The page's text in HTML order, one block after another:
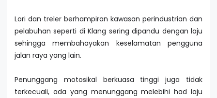
Lori dan treler berhampiran kawasan perindustrian dan
pelabuhan seperti di Klang sering dipandu dengan laju
sehingga membahayakan keselamatan pengguna
jalan raya yang lain.
Penunggang motosikal berkuasa tinggi juga tidak
terkecuali, ada yang menunggang melebihi had laju